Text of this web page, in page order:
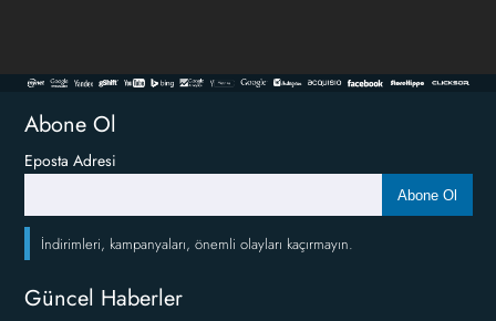
Abone Ol
Eposta Adresi
Abone Ol
İndirimleri, kampanyaları, önemli olayları kaçırmayın.
Güncel Haberler